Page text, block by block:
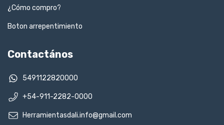
¿Cómo compro?
Boton arrepentimiento
Contactános
5491122820000
+54-911-2282-0000
Herramientasdali.info@gmail.com